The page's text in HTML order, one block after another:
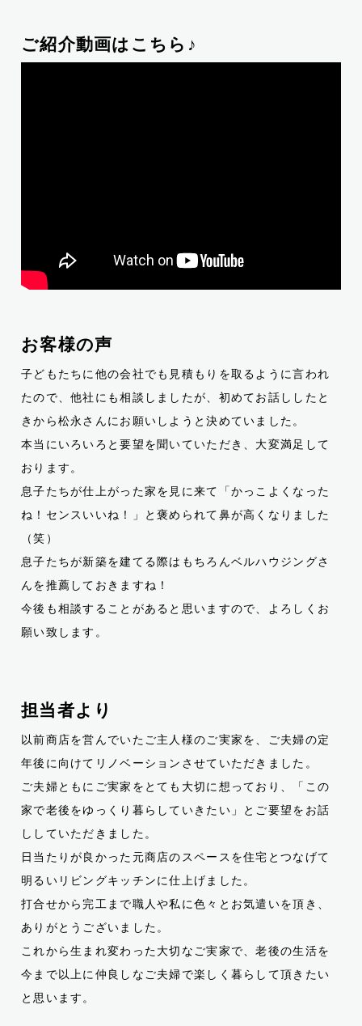
ご紹介動画はこちら♪
お客様の声
子どもたちに他の会社でも見積もりを取るように言われ
たので、他社にも相談しましたが、初めてお話ししたと
きから松永さんにお願いしようと決めていました。
本当にいろいろと要望を聞いていただき、大変満足して
おります。
息子たちが仕上がった家を見に来て「かっこよくなった
ね！センスいいね！」と褒められて鼻が高くなりました
（笑）
息子たちが新築を建てる際はもちろんベルハウジングさ
んを推薦しておきますね！
今後も相談することがあると思いますので、よろしくお
願い致します。
担当者より
以前商店を営んでいたご主人様のご実家を、ご夫婦の定
年後に向けてリノベーションさせていただきました。
ご夫婦ともにご実家をとても大切に想っており、「この
家で老後をゆっくり暮らしていきたい」とご要望をお話
ししていただきました。
日当たりが良かった元商店のスペースを住宅とつなげて
明るいリビングキッチンに仕上げました。
打合せから完工まで職人や私に色々とお気遣いを頂き、
ありがとうございました。
これから生まれ変わった大切なご実家で、老後の生活を
今まで以上に仲良しなご夫婦で楽しく暮らして頂きたい
と思います。